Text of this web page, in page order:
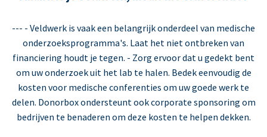
--- - Veldwerk is vaak een belangrijk onderdeel van medische
onderzoeksprogramma's. Laat het niet ontbreken van
financiering houdt je tegen. - Zorg ervoor dat u gedekt bent
om uw onderzoek uit het lab te halen. Bedek eenvoudig de
kosten voor medische conferenties om uw goede werk te
delen. Donorbox ondersteunt ook corporate sponsoring om
bedrijven te benaderen om deze kosten te helpen dekken.